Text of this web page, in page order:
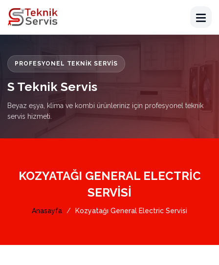
PROFESYONEL TEKNIK SERVIS
S Teknik Servis
Beyaz eşya, klima ve kombi ürünleriniz için profesyonel teknik
servis hizmeti.
KOZYATAĞI GENERAL ELECTRIC
SERVISI
Anasayfa Kozyatağı General Electric Servisi